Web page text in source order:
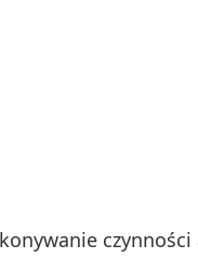
czynności